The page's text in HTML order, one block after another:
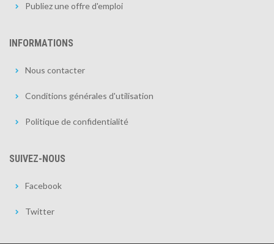
Publiez une offre d'emploi
INFORMATIONS
Nous contacter
Conditions générales d'utilisation
Politique de confidentialité
SUIVEZ-NOUS
Facebook
Twitter